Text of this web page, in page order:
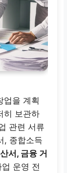
, 재무
관련 증
서류
증, 부가
세 최
업을 계획
히 보관하
관련 서류
, 종합소득
서, 금융 거
업 운영 전